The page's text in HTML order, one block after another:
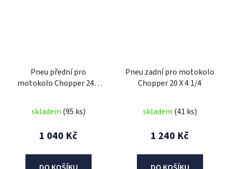
Pneu přední pro
motokolo Chopper 24 X
skladem (95 ks)
1 040 Kč
Pneu zadní pro motokolo
Chopper 20 X 4 1/4
skladem (41 ks)
1 240 Kč